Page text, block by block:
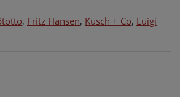
, Fritz Hansen, Kusch + Co, Luigi